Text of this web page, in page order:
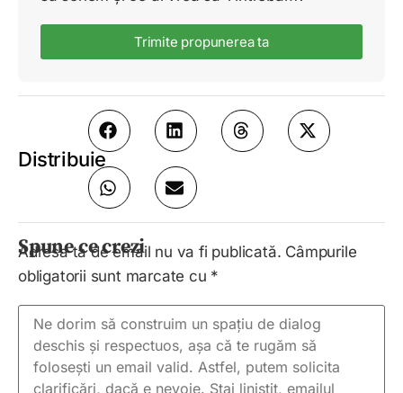
Trimite propunerea ta
Distribuie
Spune ce crezi
Adresa ta de email nu va fi publicată. Câmpurile
obligatorii sunt marcate cu *